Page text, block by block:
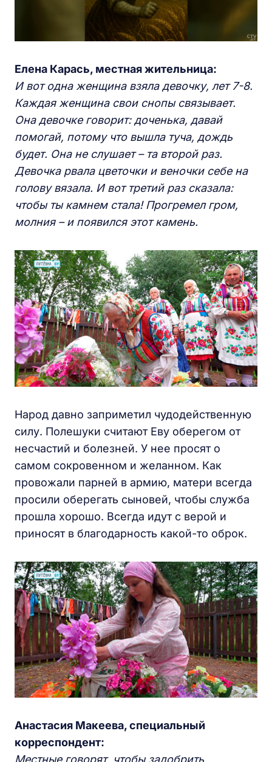
Елена Карась, местная жительница:
И вот одна женщина взяла девочку, лет 7-8.
Каждая женщина свои снопы связывает.
Она девочке говорит: доченька, давай
помогай, потому что вышла туча, дождь
будет. Она не слушает – та второй раз.
Девочка рвала цветочки и веночки себе на
голову вязала. И вот третий раз сказала:
чтобы ты камнем стала! Прогремел гром,
молния – и появился этот камень.
Народ давно заприметил чудодейственную
силу. Полешуки считают Еву оберегом от
несчастий и болезней. У нее просят о
самом сокровенном и желанном. Как
провожали парней в армию, матери всегда
просили оберегать сыновей, чтобы служба
прошла хорошо. Всегда идут с верой и
приносят в благодарность какой-то оброк.
Анастасия Макеева, специальный
корреспондент: